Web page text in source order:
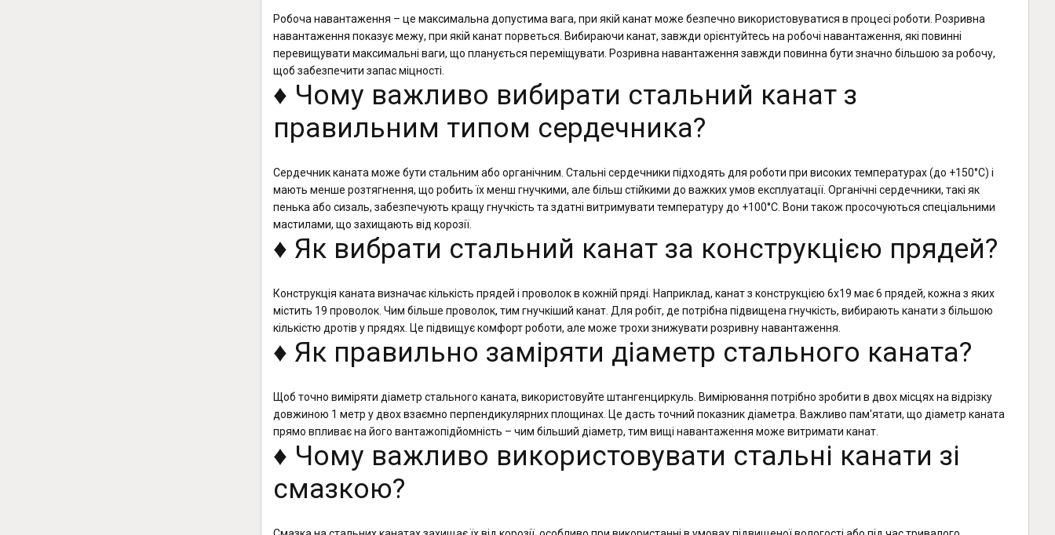
Робоча навантаження – це максимальна допустима вага, при якій канат може безпечно використовуватися в процесі роботи. Розривна
навантаження показує межу, при якій канат порветься. Вибираючи канат, завжди орієнтуйтесь на робочі навантаження, які повинні
перевищувати максимальні ваги, що планується переміщувати. Розривна навантаження завжди повинна бути значно більшою за робочу,
щоб забезпечити запас міцності.
♦️ Чому важливо вибирати стальний канат з
правильним типом сердечника?
Сердечник каната може бути стальним або органічним. Стальні сердечники підходять для роботи при високих температурах (до +150°C) і
мають менше розтягнення, що робить їх менш гнучкими, але більш стійкими до важких умов експлуатації. Органічні сердечники, такі як
пенька або сизаль, забезпечують кращу гнучкість та здатні витримувати температуру до +100°C. Вони також просочуються спеціальними
мастилами, що захищають від корозії.
♦️ Як вибрати стальний канат за конструкцією прядей?
Конструкція каната визначає кількість прядей і проволок в кожній пряді. Наприклад, канат з конструкцією 6х19 має 6 прядей, кожна з яких
містить 19 проволок. Чим більше проволок, тим гнучкіший канат. Для робіт, де потрібна підвищена гнучкість, вибирають канати з більшою
кількістю дротів у прядях. Це підвищує комфорт роботи, але може трохи знижувати розривну навантаження.
♦️ Як правильно заміряти діаметр стального каната?
Щоб точно виміряти діаметр стального каната, використовуйте штангенциркуль. Вимірювання потрібно зробити в двох місцях на відрізку
довжиною 1 метр у двох взаємно перпендикулярних площинах. Це дасть точний показник діаметра. Важливо пам'ятати, що діаметр каната
прямо впливає на його вантажопідйомність – чим більший діаметр, тим вищі навантаження може витримати канат.
♦️ Чому важливо використовувати стальні канати зі
смазкою?